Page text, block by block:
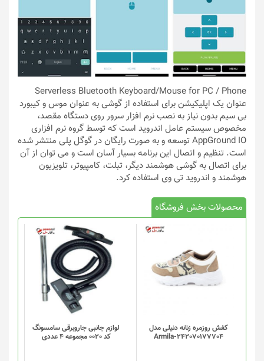
Serverless Bluetooth Keyboard/Mouse for PC / Phone
عنوان یک اپلیکیشن برای استفاده از گوشی به عنوان موس و کیبورد
بی سیم بدون نیاز به نصب نرم افزار سرور روی دستگاه مقصد،
مخصوص سیستم عامل اندروید است که توسط گروه نرم افزاری
AppGround IO توسعه و به صورت رایگان در گوگل پلی منتشر شده
است. تنظیم و اتصال این برنامه بسیار آسان است و می توان از آن
برای اتصال به گوشی هوشمند دیگر،‌ تبلت، کامپیوتر، تلویزیون
هوشمند و اندروید تی وی استفاده کرد.
محصولات بخش فروشگاه
کفش روزمره زنانه دنیلی مدل
Armila-242070177704
لوازم جانبی جاروبرقی سامسونگ
کد 0020 مجموعه 4 عددی